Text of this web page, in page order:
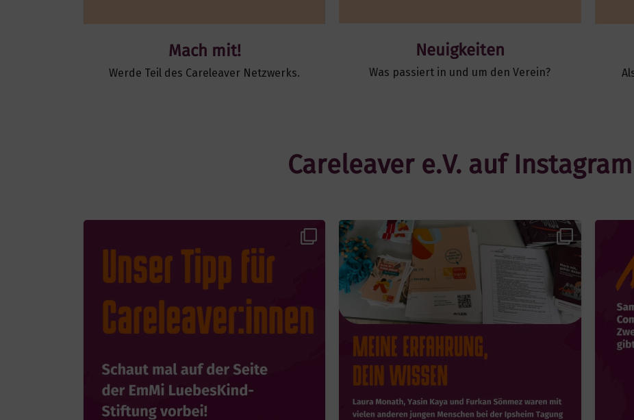
Mach mit!
Werde Teil des Careleaver Netzwerks.
Neuigkeiten
Was passiert in und um den Verein?
Careleaver e.V. auf Instagram